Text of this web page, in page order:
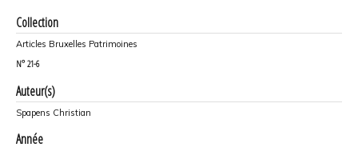
Collection
Articles Bruxelles Patrimoines
N° 21-6
Auteur(s)
Spapens Christian
Année